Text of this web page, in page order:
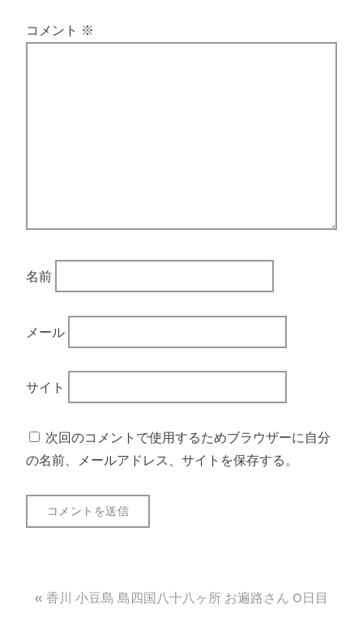
コメント ※
名前
メール
サイト
次回のコメントで使用するためブラウザーに自分
の名前、メールアドレス、サイトを保存する。
投香川 小豆島 島四国八十八ヶ所 お遍路さん 0日目